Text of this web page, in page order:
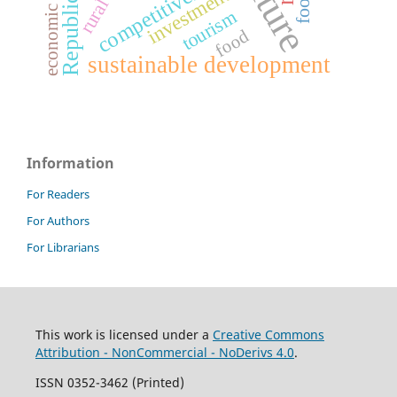
sustainable development
tourism
food
Information
For Readers
For Authors
For Librarians
This work is licensed under a Creative Commons
Attribution - NonCommercial - NoDerivs 4.0.
ISSN 0352-3462 (Printed)